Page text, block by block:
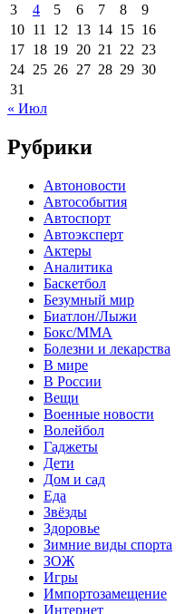
3
4 5 6 7 8
9
10 11 12 13 14 15 16
17 18 19 20 21 22 23
24 25 26 27 28 29 30
31
« Июл
Рубрики
Автоновости
Автособытия
Автоспорт
Автоэксперт
Актеры
Аналитика
Баскетбол
Безумный мир
Биатлон/Лыжи
Бокс/MMA
Болезни и лекарства
В мире
В России
Вещи
Военные новости
Волейбол
Гаджеты
Дети
Дом и сад
Еда
Звёзды
Здоровье
Зимние виды спорта
ЗОЖ
Игры
Импортозамещение
Интернет